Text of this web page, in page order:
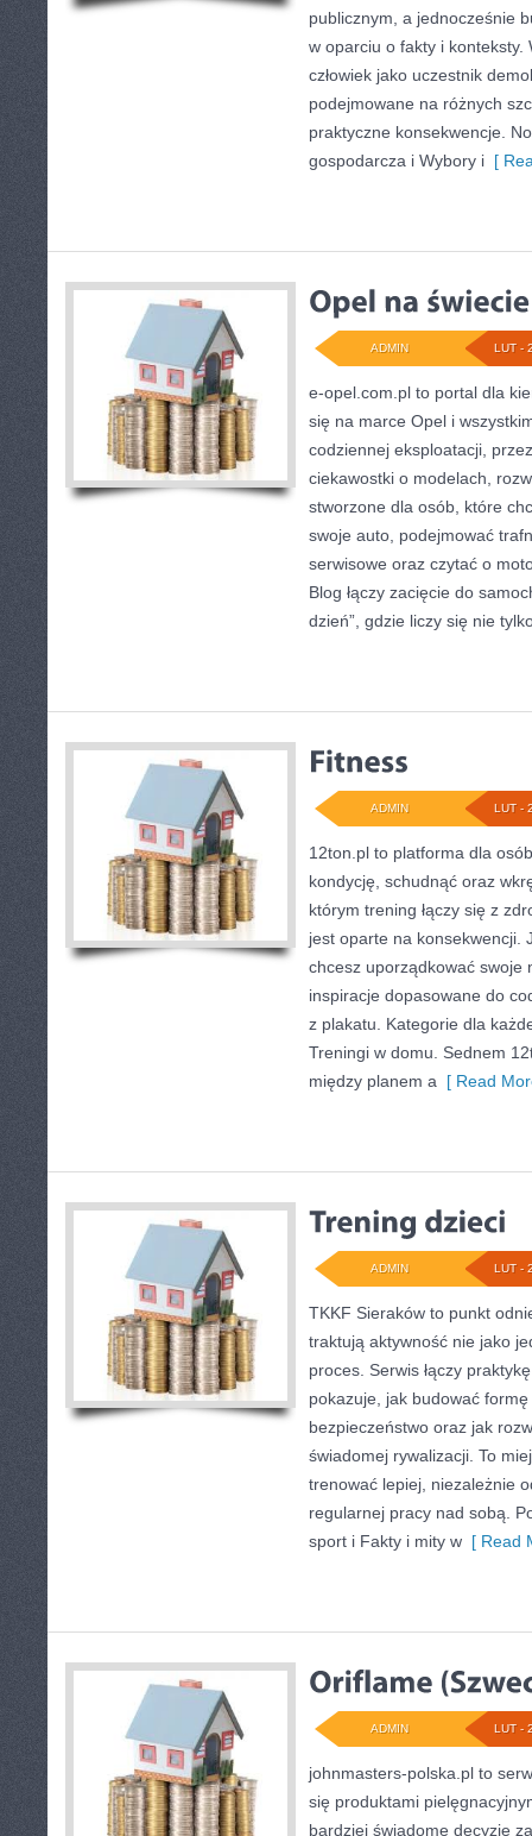
publicznym, a jednocześnie
w oparciu o fakty i konteksty.
człowiek jako uczestnik
podejmowane na różnych
praktyczne konsekwencje.
gospodarcza i Wybory i [
LUT -
ADMIN
e-opel.com.pl to portal dla
się na marce Opel i
codziennej eksploatacji,
ciekawostki o modelach,
stworzone dla osób, które
swoje auto, podejmować
serwisowe oraz czytać o
Blog łączy zacięcie do
dzień”, gdzie liczy się nie
LUT -
ADMIN
12ton.pl to platforma dla
kondycję, schudnąć oraz
którym trening łączy się z
jest oparte na konsekwencji.
chcesz uporządkować swoje
inspiracje dopasowane do
z plakatu. Kategorie dla
Treningi w domu. Sednem
między planem a [ Read
LUT -
ADMIN
TKKF Sieraków to punkt
traktują aktywność nie jako
proces. Serwis łączy
pokazuje, jak budować
bezpieczeństwo oraz jak
świadomej rywalizacji. To
trenować lepiej, niezależnie
regularnej pracy nad sobą.
sport i Fakty i mity w [ Read
LUT -
ADMIN
johnmasters-polska.pl to
się produktami
bardziej świadome decyzje